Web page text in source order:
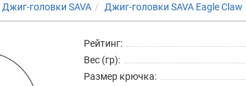
Джиг-головки SAVA Джиг-головки SAVA Eagle Claw
Рейтинг:
Вес (гр):
Размер крючка: